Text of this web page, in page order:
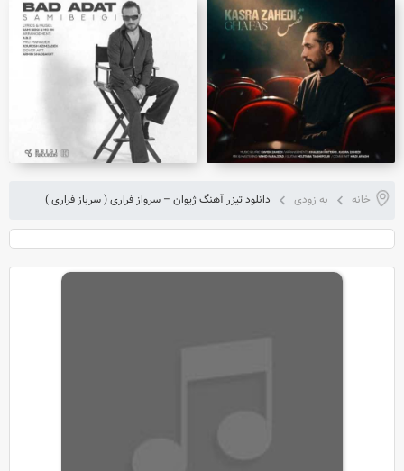
خانه به زودی دانلود تیزر آهنگ ژیوان – سرواز فراری ( سرباز فراری )